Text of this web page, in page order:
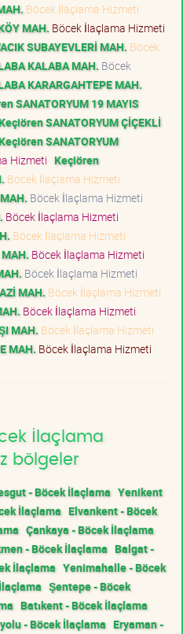
Böcek İlaçlama Hizmeti
MAH. Böcek İlaçlama Hizmeti
SUBAYEVLERİ MAH. Böcek
KALABA MAH. Böcek
KARARGAHTEPE MAH.
SANATORYUM 19 MAYIS
SANATORYUM ÇİÇEKLİ
SANATORYUM
Hizmeti Keçiören
Böcek İlaçlama Hizmeti
Böcek İlaçlama Hizmeti
Böcek İlaçlama Hizmeti
Böcek İlaçlama Hizmeti
Böcek İlaçlama Hizmeti
Böcek İlaçlama Hizmeti
MAH. Böcek İlaçlama Hizmeti
Böcek İlaçlama Hizmeti
MAH. Böcek İlaçlama Hizmeti
MAH. Böcek İlaçlama Hizmeti
İlaçlama
bölgeler
- Böcek İlaçlama Yenikent
İlaçlama Elvankent - Böcek
Çankaya - Böcek İlaçlama
- Böcek İlaçlama Balgat -
İlaçlama Yenimahalle - Böcek
Şentepe - Böcek
Batıkent - Böcek İlaçlama
- Böcek İlaçlama Eryaman -